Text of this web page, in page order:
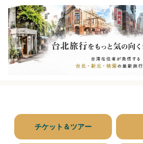
チケット＆ツアー